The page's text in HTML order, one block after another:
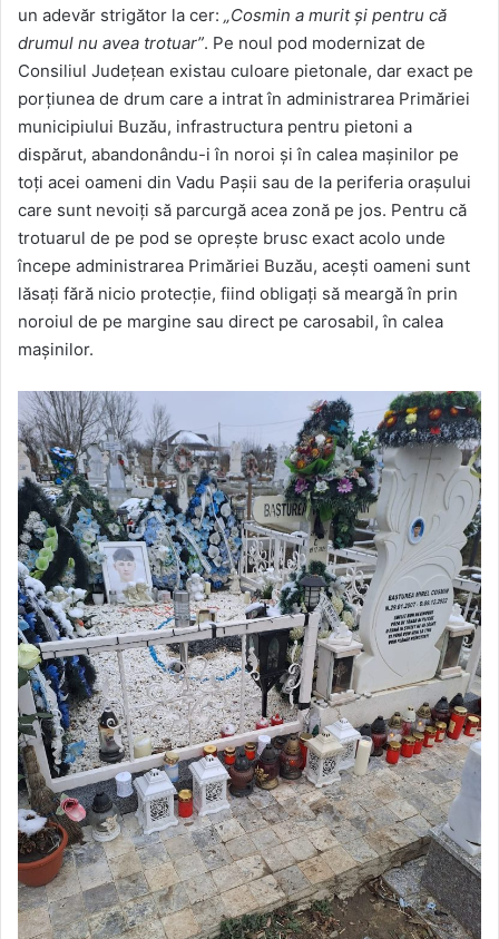
un adevăr strigător la cer: „Cosmin a murit și pentru că
drumul nu avea trotuar”. Pe noul pod modernizat de
Consiliul Județean existau culoare pietonale, dar exact pe
porțiunea de drum care a intrat în administrarea Primăriei
municipiului Buzău, infrastructura pentru pietoni a
dispărut, abandonându-i în noroi și în calea mașinilor pe
toți acei oameni din Vadu Pașii sau de la periferia orașului
care sunt nevoiți să parcurgă acea zonă pe jos. Pentru că
trotuarul de pe pod se oprește brusc exact acolo unde
începe administrarea Primăriei Buzău, acești oameni sunt
lăsați fără nicio protecție, fiind obligați să meargă în prin
noroiul de pe margine sau direct pe carosabil, în calea
mașinilor.